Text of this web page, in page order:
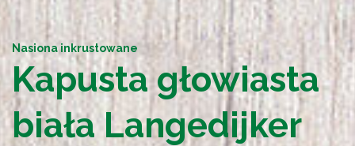
Nasiona inkrustowane
Kapusta głowiasta
biała Langedijker